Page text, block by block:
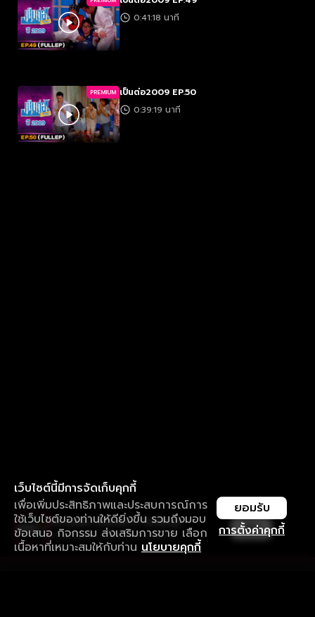
0:41:18 นาที
PREMIUM เป็นต่อ2009 EP.50
0:39:19 นาที
เว็บไซต์นี้มีการจัดเก็บคุกกี้
เพื่อเพิ่มประสิทธิภาพและประสบการณ์การ
ใช้เว็บไซต์ของท่านให้ดียิ่งขึ้น รวมถึงมอบ
ข้อเสนอ กิจกรรม ส่งเสริมการขาย เลือก
เนื้อหาที่เหมาะสมให้กับท่าน นโยบายคุกกี้
การตั้งค่าคุกกี้
ยอมรับ
ใช้งานแอป ลื่นไหลกว่า ไม่มีสะดุด
ดาวน์โหลดแอปเพื่อการรับชมที่ดีกว่า เปิด